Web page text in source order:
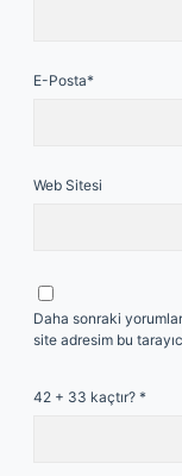
E-Posta*
Web Sitesi
Daha sonraki
site adresim bu
42 + 33 kaçtır? *